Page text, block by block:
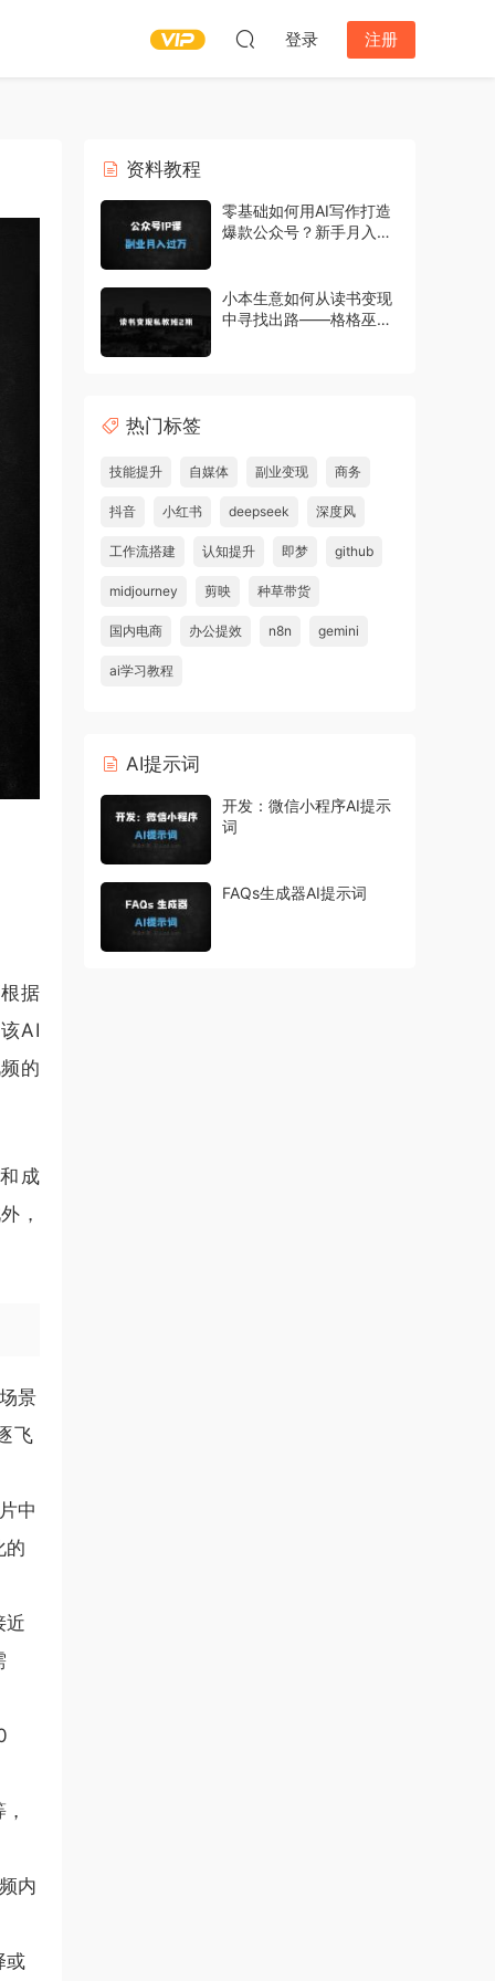
登录 注册
据
AI
的
成
，
景
飞
中
的
近
内
或
资料教程
零基础如何用AI写作打造
爆款公众号？新手月入过
小本生意如何从读书变现
中寻找出路——格格巫的
热门标签
技能提升 自媒体 副业变现 商务
抖音 小红书 deepseek 深度风
工作流搭建 认知提升 即梦 github
midjourney 剪映 种草带货
国内电商 办公提效 n8n gemini
ai学习教程
AI提示词
开发：微信小程序AI提示
词
FAQs生成器AI提示词